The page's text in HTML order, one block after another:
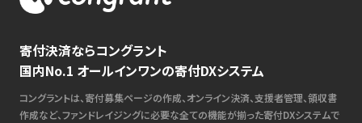
寄付決済ならコングラント
国内No.1 オールインワンの寄付DXシステム
コングラントは、寄付募集ページの作成、オンライン決済、支援者管理、領収書
作成など、ファンドレイジングに必要な全ての機能が揃った寄付DXシステムで